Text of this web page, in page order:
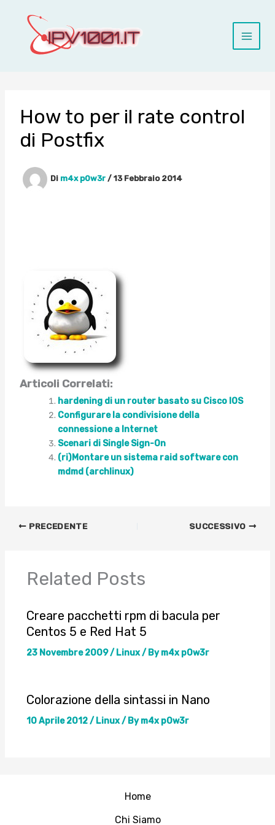
contenuto
How to per il rate control
di Postfix
Di m4x p0w3r / 13 Febbraio 2014
Articoli Correlati:
hardening di un router basato su Cisco IOS
Configurare la condivisione della
connessione a Internet
Scenari di Single Sign-On
(ri)Montare un sistema raid software con
mdmd (archlinux)
PRECEDENTE SUCCESSIVO
Related Posts
Creare pacchetti rpm di bacula per
Centos 5 e Red Hat 5
23 Novembre 2009/ Linux/ Bym4x p0w3r
Colorazione della sintassi in Nano
10 Aprile 2012/ Linux/ Bym4x p0w3r
Home
Chi Siamo